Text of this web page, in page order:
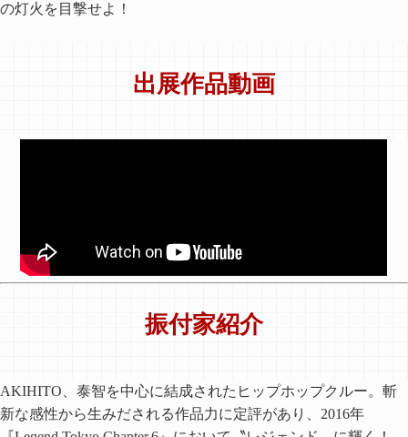
の灯火を目撃せよ！
出展作品動画
振付家紹介
AKIHITO、泰智を中心に結成されたヒップホップクルー。 斬
新な感性から生みだされる作品力に定評があり、 2016年